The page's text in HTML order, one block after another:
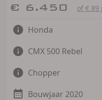
€ 6.450 of € 89
Honda
CMX 500 Rebel
Chopper
Bouwjaar 2020